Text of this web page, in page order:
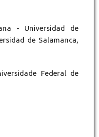
- Universidad de
de Salamanca,
Federal de